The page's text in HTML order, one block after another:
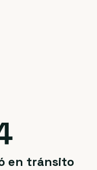
en tránsito